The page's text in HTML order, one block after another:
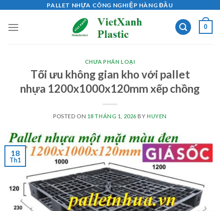
content
PALLET NHỰA CÔNG NGHIỆP HÀNG ĐẦU
0
CHƯA PHÂN LOẠI
Tối ưu không gian kho với pallet
nhựa 1200x1000x120mm xếp chồng
POSTED ON 18 THÁNG 1, 2026 BY HUYEN
18
Th1